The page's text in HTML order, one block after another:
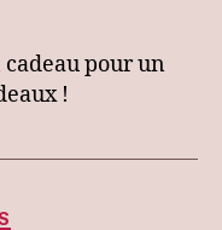
cadeau pour un
!